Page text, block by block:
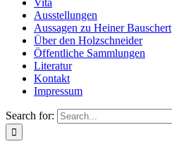
Vita
Ausstellungen
Aussagen zu Heiner Bauschert
Über den Holzschneider
Öffentliche Sammlungen
Literatur
Kontakt
Impressum
Search for: